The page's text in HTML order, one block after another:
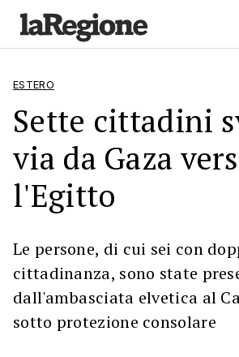
ESTERO
Sette cittadini
via da Gaza
l'Egitto
Le persone, di cui sei con
cittadinanza, sono state
dall'ambasciata elvetica al
sotto protezione consolare